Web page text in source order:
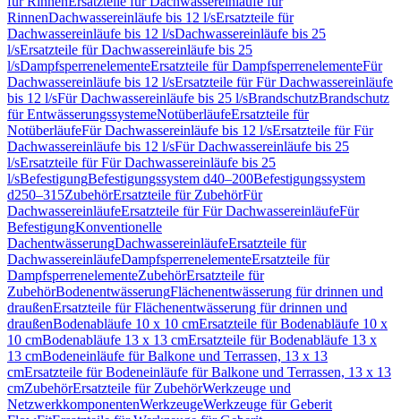
RinnenDachwassereinläufe bis 12 l/sErsatzteile für
Dachwassereinläufe bis 12 l/sDachwassereinläufe bis 25
l/sErsatzteile für Dachwassereinläufe bis 25
l/sDampfsperrenelementeErsatzteile für DampfsperrenelementeFür
Dachwassereinläufe bis 12 l/sErsatzteile für Für Dachwassereinläufe
bis 12 l/sFür Dachwassereinläufe bis 25 l/sBrandschutzBrandschutz
für EntwässerungssystemeNotüberläufeErsatzteile für
NotüberläufeFür Dachwassereinläufe bis 12 l/sErsatzteile für Für
Dachwassereinläufe bis 12 l/sFür Dachwassereinläufe bis 25
l/sErsatzteile für Für Dachwassereinläufe bis 25
l/sBefestigungBefestigungssystem d40–200Befestigungssystem
d250–315ZubehörErsatzteile für ZubehörFür
DachwassereinläufeErsatzteile für Für DachwassereinläufeFür
BefestigungKonventionelle
DachentwässerungDachwassereinläufeErsatzteile für
DachwassereinläufeDampfsperrenelementeErsatzteile für
DampfsperrenelementeZubehörErsatzteile für
ZubehörBodenentwässerungFlächenentwässerung für drinnen und
draußenErsatzteile für Flächenentwässerung für drinnen und
draußenBodenabläufe 10 x 10 cmErsatzteile für Bodenabläufe 10 x
10 cmBodenabläufe 13 x 13 cmErsatzteile für Bodenabläufe 13 x
13 cmBodeneinläufe für Balkone und Terrassen, 13 x 13
cmErsatzteile für Bodeneinläufe für Balkone und Terrassen, 13 x 13
cmZubehörErsatzteile für ZubehörWerkzeuge und
NetzwerkkomponentenWerkzeugeWerkzeuge für Geberit